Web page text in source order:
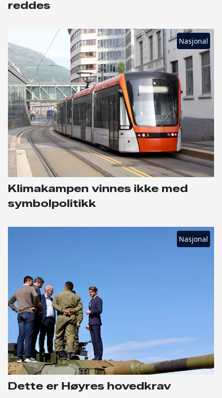
reddes
Nasjonal
Klimakampen vinnes ikke med
symbolpolitikk
Nasjonal
Dette er Høyres hovedkrav